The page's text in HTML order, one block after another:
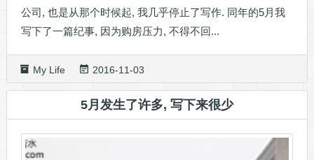
公司, 也是从那个时候起, 我几乎停止了写作. 同年的5月我
写下了一篇纪事, 因为购房压力, 不得不回...
My Life 2016-11-03
5月发生了许多, 写下来很少